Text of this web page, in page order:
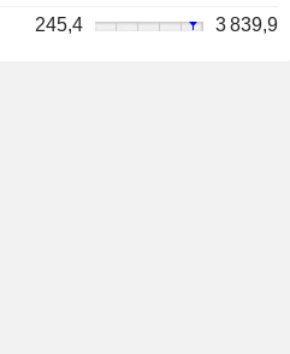
245,4 3 839,9